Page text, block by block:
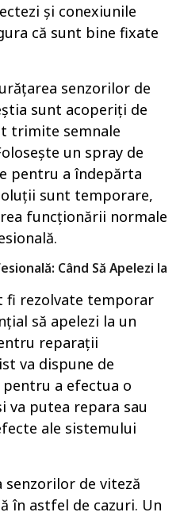
și conexiunile
că sunt bine fixate
senzorilor de
sunt acoperiți de
trimite semnale
un spray de
pentru a îndepărta
sunt temporare,
funcționării normale
Când Să Apelezi la
fi rezolvate temporar
să apelezi la un
reparații
va dispune de
pentru a efectua o
va putea repara sau
ale sistemului
senzorilor de viteză
în astfel de cazuri. Un